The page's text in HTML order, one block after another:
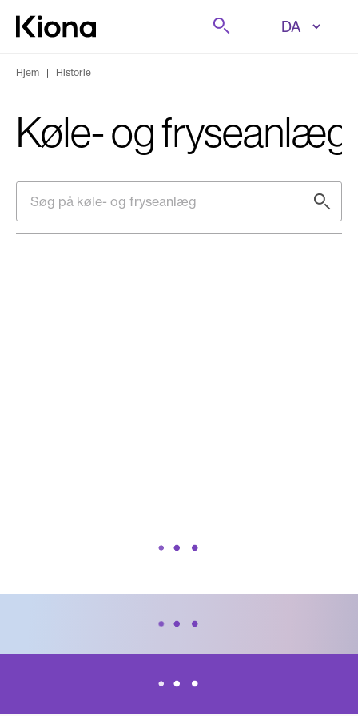
Gå til indhold
Gå til forsiden
Søg på
Hjem | Historie
Køle- og fryseanlæg
Søg på køle- og fryseanlæg